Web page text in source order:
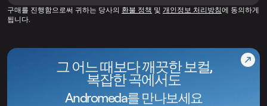
구매를 진행함으로써 귀하는 당사의 환불 정책 및 개인정보 처리방침에 동의하게
됩니다.
그 어느 때보다 깨끗한 보컬,
복잡한 곡에서도
Andromeda를 만나보세요